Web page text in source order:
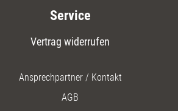
Service
Vertrag widerrufen
Ansprechpartner / Kontakt
AGB